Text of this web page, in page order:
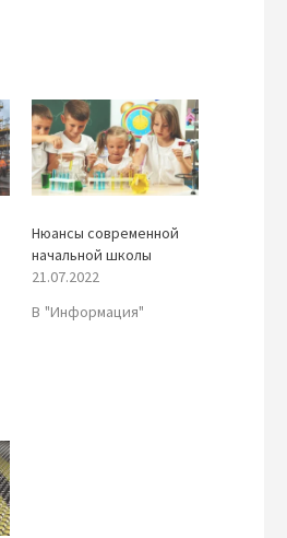
Нюансы современной
начальной школы
21.07.2022
В "Информация"